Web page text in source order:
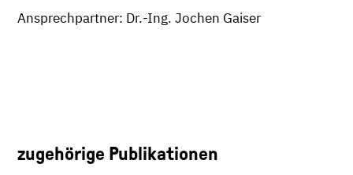
Ansprechpartner: Dr.-Ing. Jochen Gaiser
zugehörige Publikationen